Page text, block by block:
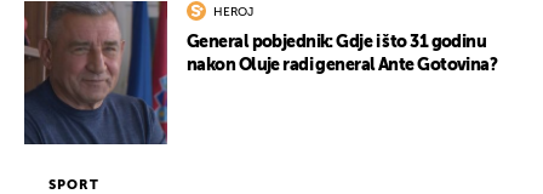
HEROJ
General pobjednik: Gdje i što 31 godinu
nakon Oluje radi general Ante Gotovina?
SPORT